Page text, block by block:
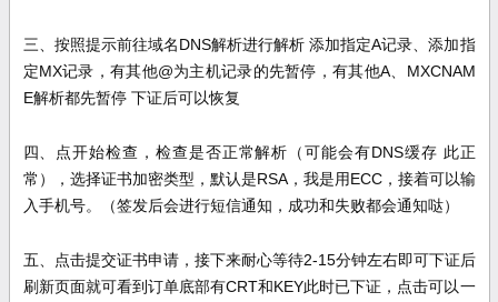
三、按照提示前往域名DNS解析进行解析 添加指定A记录、添加指
定MX记录，有其他@为主机记录的先暂停，有其他A、 MXCNAM
E解析都先暂停 下证后可以恢复
四、点开始检查，检查是否正常解析（可能会有DNS缓存 此正
常），选择证书加密类型，默认是RSA，我是用ECC，接着可以输
入手机号。（签发后会进行短信通知，成功和失败都会通知哒）
五、点击提交证书申请，接下来耐心等待2-15分钟左右即可下证后
刷新页面就可看到订单底部有CRT和KEY此时已下证，点击可以一